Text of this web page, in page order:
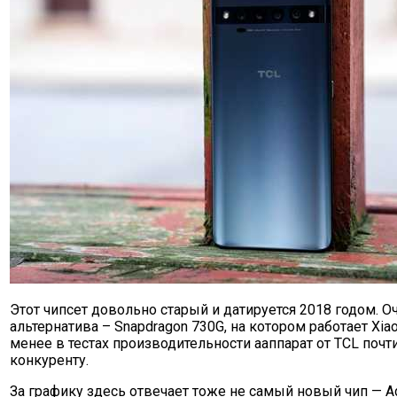
Этот чипсет довольно старый и датируется 2018 годом.
альтернатива – Snapdragon 730G, на котором работает
менее в тестах производительности ааппарат от TCL
конкуренту.
За графику здесь отвечает тоже не самый новый чип —